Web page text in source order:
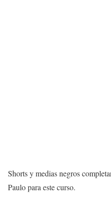
Shorts y medias negros
Paulo para este curso.